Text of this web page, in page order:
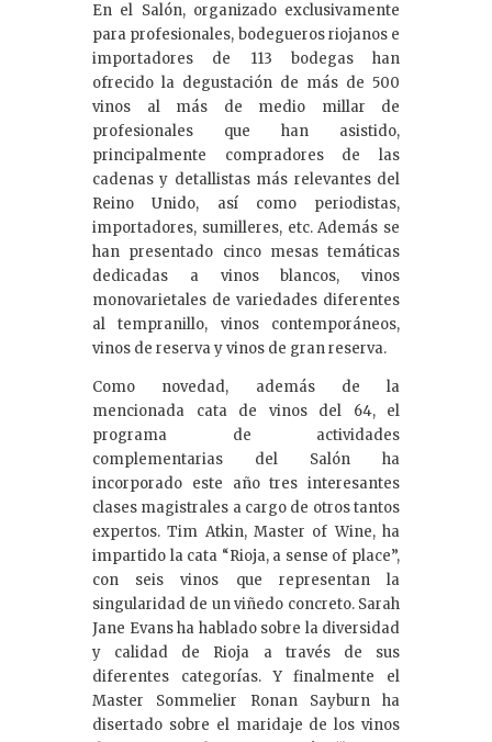
En el Salón, organizado exclusivamente
para profesionales, bodegueros riojanos e
importadores de 113 bodegas han
ofrecido la degustación de más de 500
vinos al más de medio millar de
profesionales que han asistido,
principalmente compradores de las
cadenas y detallistas más relevantes del
Reino Unido, así como periodistas,
importadores, sumilleres, etc. Además se
han presentado cinco mesas temáticas
dedicadas a vinos blancos, vinos
monovarietales de variedades diferentes
al tempranillo, vinos contemporáneos,
vinos de reserva y vinos de gran reserva.
Como novedad, además de la
mencionada cata de vinos del 64, el
programa de actividades
complementarias del Salón ha
incorporado este año tres interesantes
clases magistrales a cargo de otros tantos
expertos. Tim Atkin, Master of Wine, ha
impartido la cata “Rioja, a sense of place”,
con seis vinos que representan la
singularidad de un viñedo concreto. Sarah
Jane Evans ha hablado sobre la diversidad
y calidad de Rioja a través de sus
diferentes categorías. Y finalmente el
Master Sommelier Ronan Sayburn ha
disertado sobre el maridaje de los vinos